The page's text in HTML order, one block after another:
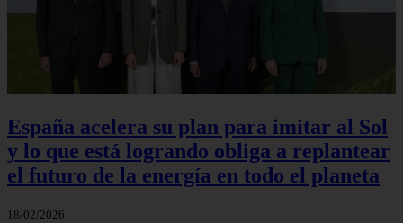
España acelera su plan para imitar al Sol
y lo que está logrando obliga a replantear
el futuro de la energía en todo el planeta
18/02/2026